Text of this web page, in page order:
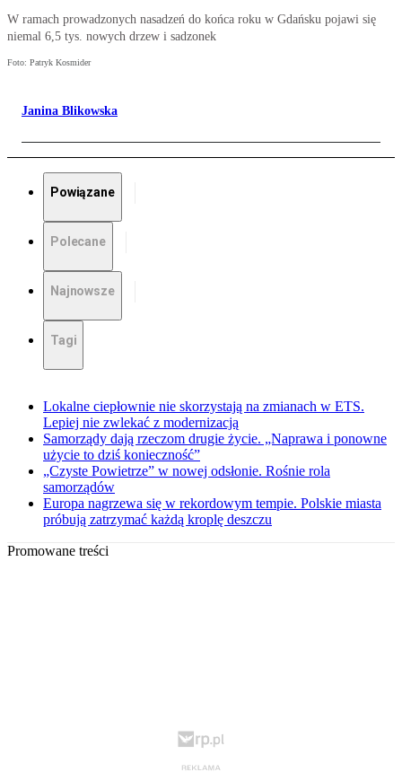
W ramach prowadzonych nasadzeń do końca roku w Gdańsku pojawi się
niemal 6,5 tys. nowych drzew i sadzonek
Foto: Patryk Kosmider
Janina Blikowska
Powiązane
Polecane
Najnowsze
Tagi
Lokalne ciepłownie nie skorzystają na zmianach w ETS.
Lepiej nie zwlekać z modernizacją
Samorządy dają rzeczom drugie życie. „Naprawa i ponowne
użycie to dziś konieczność”
„Czyste Powietrze” w nowej odsłonie. Rośnie rola
samorządów
Europa nagrzewa się w rekordowym tempie. Polskie miasta
próbują zatrzymać każdą kroplę deszczu
Promowane treści